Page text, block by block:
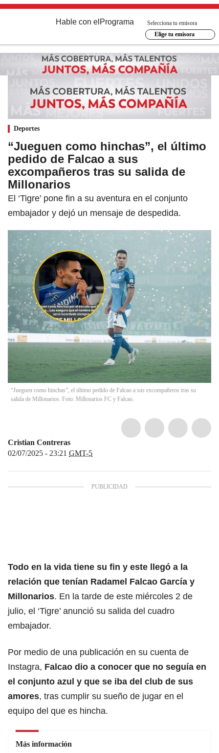
Hable con el Programa
Selecciona tu emisora
Elige tu emisora
Deportes
“Jueguen como hinchas”, el último
pedido de Falcao a sus
excompañeros tras su salida de
Millonarios
El ‘Tigre’ pone fin a su aventura en el conjunto
embajador y dejó un mensaje de despedida.
“Jueguen como hinchas”, el último pedido de Falcao a sus excompañeros tras su
salida de Millonarios. Foto: Millonarios FC y Falcao.
Cristian Contreras
02/07/2025 - 23:21 GMT-5
Todo en la vida tiene su fin y este llegó a la
relación que tenían Radamel Falcao García y
Millonarios. En la tarde de este miércoles 2 de
julio, el ‘Tigre’ anunció su salida del cuadro
embajador.
Por medio de una publicación en su cuenta de
Instagra, Falcao dio a conocer que no seguía en
el conjunto azul y que se iba del club de sus
amores, tras cumplir su sueño de jugar en el
equipo del que es hincha.
Más información